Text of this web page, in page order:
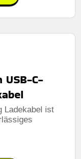
USB-C-
Ladekabel ist